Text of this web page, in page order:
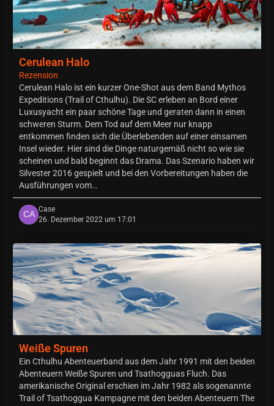
Cerulean Halo
Rezension
Cerulean Halo ist ein kurzer One-Shot aus dem Band Mythos
Expeditions (Trail of Cthulhu). Die SC erleben an Bord einer
Luxusyacht ein paar schöne Tage und geraten dann in einen
schweren Sturm. Dem Tod auf dem Meer nur knapp
entkommen finden sich die Überlebenden auf einer einsamen
Insel wieder. Hier sind die Dinge naturgemäß nicht so wie sie
scheinen und bald beginnt das Drama. Das Szenario haben wir
Silvester 2016 gespielt und bei den Vorbereitungen haben die
Ausführungen vom…
Case
26. Dezember 2022 um 17:01
Weiße Spuren
Ein Cthulhu Abenteuerband aus dem Jahr 1991 mit den beiden
Abenteuern Weiße Spuren und Tsathogguas Fluch. Das
amerikanische Original erschien im Jahr 1982 als sogenannte
Trail of Tsathoggua Kampagne mit den beiden Abenteuern The